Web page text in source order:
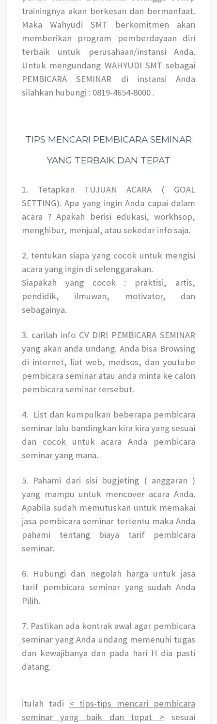
trainingnya akan berkesan dan bermanfaat.
Maka Wahyudi SMT berkomitmen akan
memberikan program pemberdayaan diri
terbaik untuk perusahaan/instansi Anda.
Untuk mengundang WAHYUDI SMT sebagai
PEMBICARA SEMINAR di instansi Anda
silahkan hubungi : 0819-4654-8000 .
TIPS MENCARI PEMBICARA SEMINAR
YANG TERBAIK DAN TEPAT
1. Tetapkan TUJUAN ACARA ( GOAL
SETTING). Apa yang ingin Anda capai dalam
acara ? Apakah berisi edukasi, workhsop,
menghibur, menjual, atau sekedar info saja.
2. tentukan siapa yang cocok untuk mengisi
acara yang ingin di selenggarakan.
Siapakah yang cocok : praktisi, artis,
pendidik, ilmuwan, motivator, dan
sebagainya.
3. carilah info CV DIRI PEMBICARA SEMINAR
yang akan anda undang. Anda bisa Browsing
di internet, liat web, medsos, dan youtube
pembicara seminar atau anda minta ke calon
pembicara seminar tersebut.
4.
List dan kumpulkan beberapa pembicara
seminar lalu bandingkan kira kira yang sesuai
dan cocok untuk acara Anda pembicara
seminar yang mana.
5. Pahami dari sisi bugjeting ( anggaran )
yang mampu untuk mencover acara Anda.
Apabila sudah memutuskan untuk memakai
jasa pembicara seminar tertentu maka Anda
pahami tentang biaya tarif pembicara
seminar.
6. Hubungi dan negolah harga untuk jasa
tarif pembicara seminar yang sudah Anda
Pilih.
7. Pastikan ada kontrak awal agar pembicara
seminar yang Anda undang memenuhi tugas
dan kewajibanya dan pada hari H dia pasti
datang.
itulah tadi < tips-tips mencari pembicara
seminar yang baik dan tepat > sesuai